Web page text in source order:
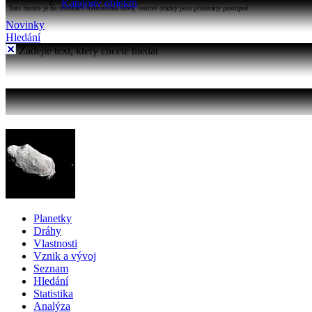
Katalogy objektů
Tato funkce je na stránkách Astronomia nová, testové otázky jsou přidávány postupně...
Novinky
Hledání
Zadejte text, který chcete hledat
Planetky
Dráhy
Vlastnosti
Vznik a vývoj
Seznam
Hledání
Statistika
Analýza